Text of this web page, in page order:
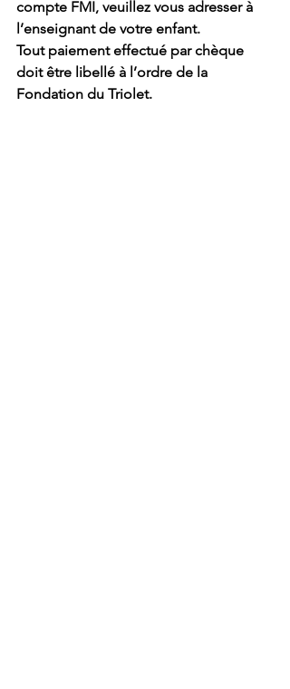
compte FMI, veuillez vous adresser à
l’enseignant de votre enfant.
Tout paiement effectué par chèque
doit être libellé à l’ordre de la
Fondation du Triolet.